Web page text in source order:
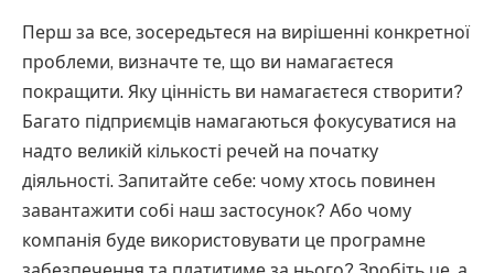
Перш за все, зосередьтеся на вирішенні конкретної
проблеми, визначте те, що ви намагаєтеся
покращити. Яку цінність ви намагаєтеся створити?
Багато підприємців намагаються фокусуватися на
надто великій кількості речей на початку
діяльності. Запитайте себе: чому хтось повинен
завантажити собі наш застосунок? Або чому
компанія буде використовувати це програмне